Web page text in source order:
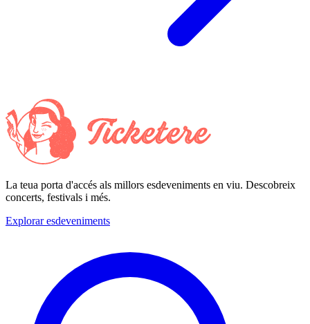
La teua porta d'accés als millors esdeveniments en viu. Descobreix
concerts, festivals i més.
Explorar esdeveniments